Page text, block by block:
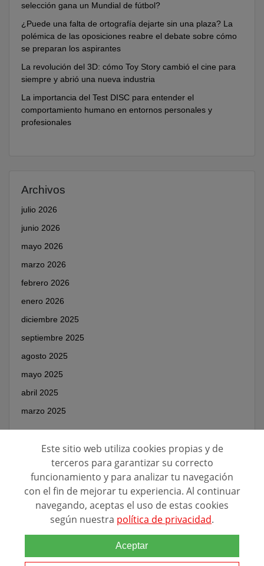
selección gana un Mundial de fútbol?
¿Puede una falta de ortografía dejarte sin una plaza? La
polémica de las oposiciones reabre el debate sobre cómo
se preparan los aspirantes
La revolución del 3D: cómo Toy Story cambió el cine para
siempre y abrió una nueva industria
La importancia del Test DISC para entender el
comportamiento humano en entornos personales y
profesionales
Archivos
julio 2026
junio 2026
mayo 2026
marzo 2026
febrero 2026
enero 2026
diciembre 2025
septiembre 2025
agosto 2025
mayo 2025
abril 2025
marzo 2025
Este sitio web utiliza cookies propias y de
terceros para garantizar su correcto
funcionamiento y para analizar tu navegación
con el fin de mejorar tu experiencia. Al continuar
navegando, aceptas el uso de estas cookies
según nuestra política de privacidad.
Aceptar